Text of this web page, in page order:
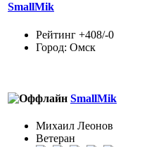
SmallMik
Рейтинг +408/-0
Город: Омск
SmallMik
Михаил Леонов
Ветеран